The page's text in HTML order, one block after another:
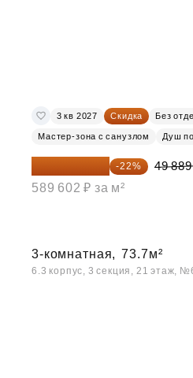
3 кв 2027 Скидка Без
Мастер-зона с санузлом Душ
38 913 732 ₽ -22%
49
589 602 ₽ за м²
3-комнатная, 73.7м²
6.3 корпус, 3 секция, 21 этаж,